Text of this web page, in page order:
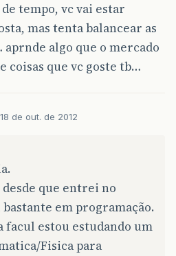
tempo, vc vai estar
mas tenta balancear as
aprnde algo que o mercado
coisas que vc goste tb…
18 de out. de 2012
desde que entrei no
em programação.
facul estou estudando um
Fisica para